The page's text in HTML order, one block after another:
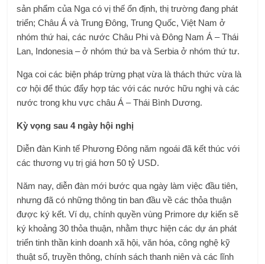
sản phẩm của Nga có vị thế ổn định, thị trường đang phát
triển; Châu Á và Trung Đông, Trung Quốc, Việt Nam ở
nhóm thứ hai, các nước Châu Phi và Đông Nam Á – Thái
Lan, Indonesia – ở nhóm thứ ba và Serbia ở nhóm thứ tư.
Nga coi các biện pháp trừng phạt vừa là thách thức vừa là
cơ hội để thúc đẩy hợp tác với các nước hữu nghị và các
nước trong khu vực châu Á – Thái Bình Dương.
Kỳ vọng sau 4 ngày hội nghị
Diễn đàn Kinh tế Phương Đông năm ngoái đã kết thúc với
các thương vụ trị giá hơn 50 tỷ USD.
Năm nay, diễn đàn mới bước qua ngày làm việc đầu tiên,
nhưng đã có những thông tin ban đầu về các thỏa thuận
được ký kết. Ví dụ, chính quyền vùng Primore dự kiến ​​sẽ
ký khoảng 30 thỏa thuận, nhằm thực hiện các dự án phát
triển tinh thần kinh doanh xã hội, văn hóa, công nghệ kỹ
thuật số, truyền thông, chính sách thanh niên và các lĩnh